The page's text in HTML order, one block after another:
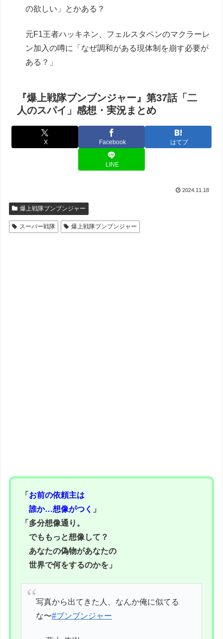
の欲しい」とかある？
元F1王者ハッキネン、フェルスタペンのマクラーレ
ン加入の噂に「なぜ調和がある現体制を崩す必要が
ある？」
『爆上戦隊ブンブンジャー』第37話「二
人のスパイ」感想・実況まとめ
X Facebook はてブ
LINE
2024.11.18
爆上戦隊ブンブンジャー
スーパー戦隊 爆上戦隊ブンブンジャー
「 お前の依頼主は
誰か…想像がつく
」
「多分想像通り。
でももっと想像して？
あなたの偽物があなたの
世界で何をするのかを」
写真から出てきた人、なんか俺に似てる
な〜#ブンブンジャー